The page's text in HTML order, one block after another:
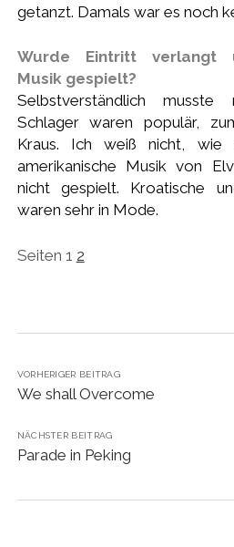
getanzt. Damals war es noch
Wurde Eintritt verlangt
Musik gespielt?
Selbstverständlich
Schlager waren populär,
Kraus. Ich weiß nicht, wie
amerikanische Musik von
nicht gespielt. Kroatische
waren sehr in Mode.
Seiten 1 2
VORHERIGER BEITRAG
We shall Overcome
NÄCHSTER BEITRAG
Parade in Peking